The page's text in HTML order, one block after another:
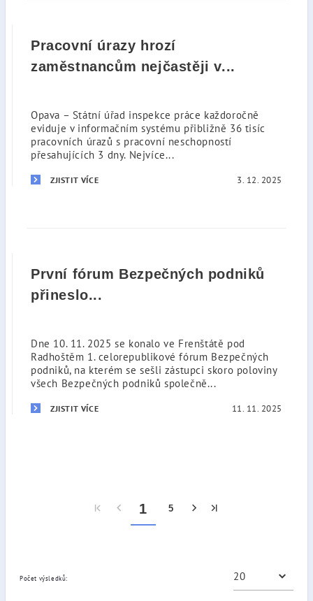
Pracovní úrazy hrozí
zaměstnancům nejčastěji v...
Opava – Státní úřad inspekce práce každoročně
eviduje v informačním systému přibližně 36 tisíc
pracovních úrazů s pracovní neschopností
přesahujících 3 dny. Nejvíce...
ZJISTIT VÍCE 3. 12. 2025
První fórum Bezpečných podniků
přineslo...
Dne 10. 11. 2025 se konalo ve Frenštátě pod
Radhoštěm 1. celorepublikové fórum Bezpečných
podniků, na kterém se sešli zástupci skoro poloviny
všech Bezpečných podniků společně...
ZJISTIT VÍCE 11. 11. 2025
1 5
Počet výsledků: